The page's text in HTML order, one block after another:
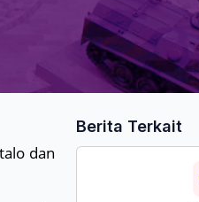
dan
Berita Terkait